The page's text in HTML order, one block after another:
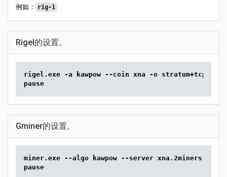
例如：
rig-1
Rigel的设置。
rigel.exe -a kawpow --coin xna -o stratum+tcp://
pause
Gminer的设置。
miner.exe --algo kawpow --server
pause